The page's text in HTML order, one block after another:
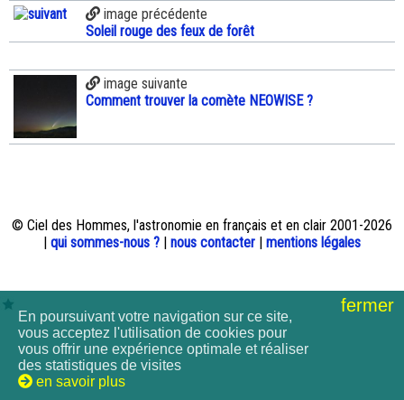
image précédente
Soleil rouge des feux de forêt
image suivante
Comment trouver la comète NEOWISE ?
© Ciel des Hommes, l'astronomie en français et en clair 2001-2026
qui sommes-nous ? nous contacter mentions légales
fermer
En poursuivant votre navigation sur ce site,
vous acceptez l'utilisation de cookies pour
vous offrir une expérience optimale et réaliser
des statistiques de visites
en savoir plus